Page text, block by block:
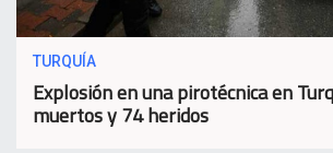
TURQUÍA
Explosión en una pirotécnica en
muertos y 74 heridos